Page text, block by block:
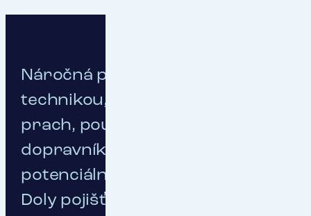
Náročná práce s těžkou
technikou, všudypřítomný
prach, používání různých
dopravníků – to vše jsou
potenciálně rizikové záležitosti.
Doly pojišťujeme už více jak 30